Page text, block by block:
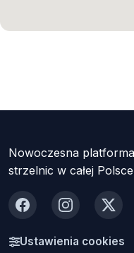
Nowoczesna
strzelnic w całej
FacebookInstagram
X
Ustawienia cookies